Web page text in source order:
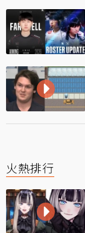
火熱排行